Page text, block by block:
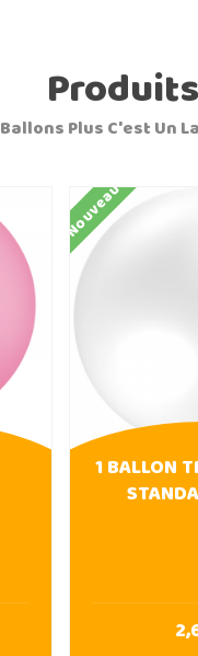
Ballons Plus C'est Un
Nouveau
1 BALLON